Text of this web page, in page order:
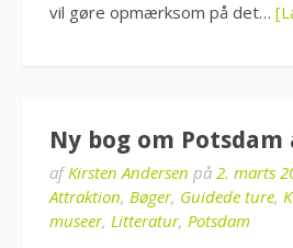
vil gøre opmærksom på det…
Ny bog om
afKirsten Andersen på 2. marts
Attraktion, Bøger, Guidede ture,
museer, Litteratur, Potsdam